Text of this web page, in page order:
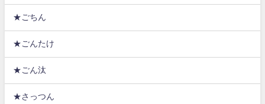
★ごちん
★ごんたけ
★ごん汰
★さっつん